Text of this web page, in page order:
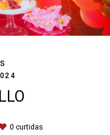
0 curtidas